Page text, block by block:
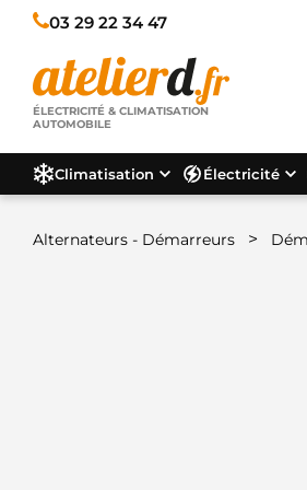
03 29 22 34 47
ÉLECTRICITÉ & CLIMATISATION
AUTOMOBILE
Climatisation Électricité
Alternateurs - Démarreurs >